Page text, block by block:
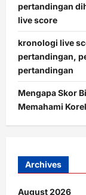
pertandingan
live score
kronologi live
pertandingan,
pertandingan
Mengapa Skor
Memahami
Archives
August 2026